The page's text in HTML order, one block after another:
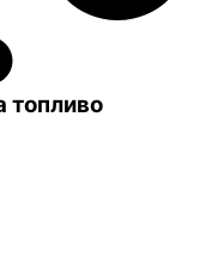
топливо